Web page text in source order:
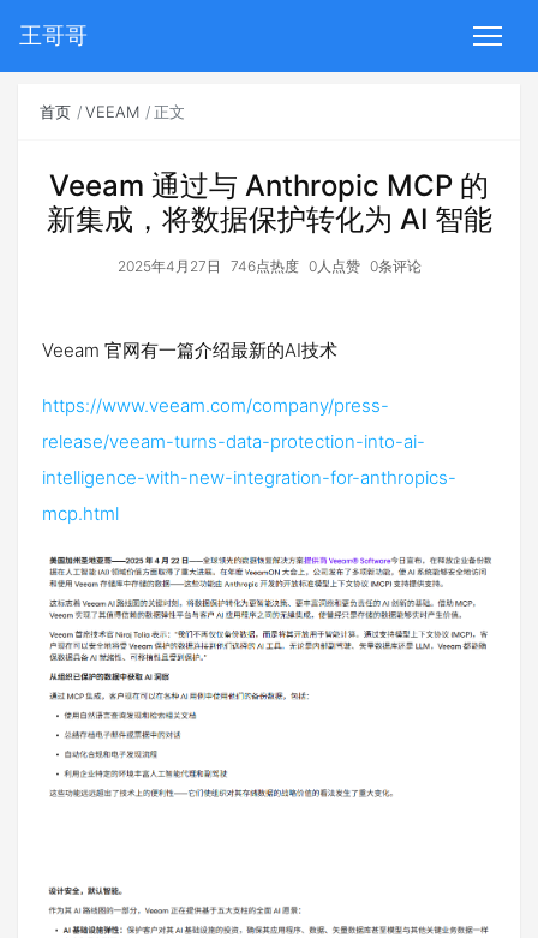
王哥哥
首页 VEEAM 正文
Veeam 通过与 Anthropic MCP 的
新集成，将数据保护转化为 AI 智能
2025年4月27日 746点热度 0人点赞 0条评论
Veeam 官网有一篇介绍最新的AI技术
https://www.veeam.com/company/press-
release/veeam-turns-data-protection-into-ai-
intelligence-with-new-integration-for-anthropics-
mcp.html